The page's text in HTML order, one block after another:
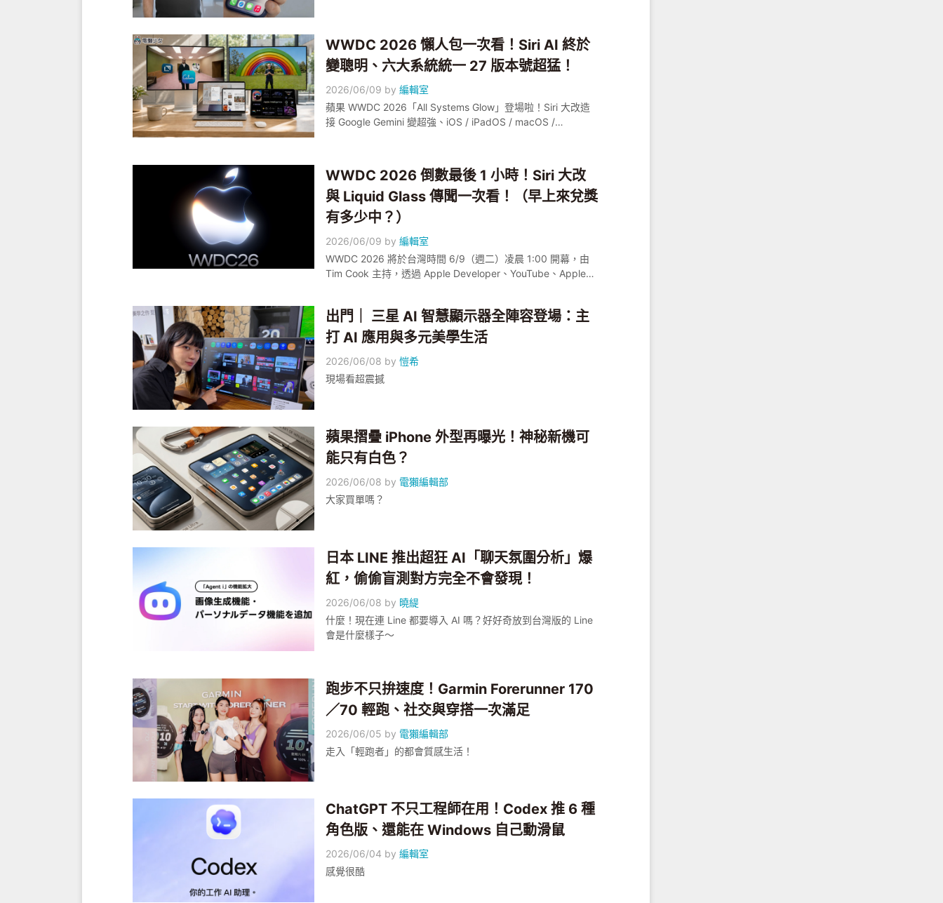
WWDC 2026 懶人包一次看！Siri AI 終於
變聰明、六大系統統一 27 版本號超猛！
2026/06/09 by編輯室
蘋果 WWDC 2026「All Systems Glow」登場啦！Siri 大改造
接 Google Gemini 變超強、iOS / iPadOS / macOS /
HomePad 硬體！電獺少女幫你一次整理完，公測 7 月、正式
秋天上線、台灣讀者要注意中文要再等等～
WWDC 2026 倒數最後 1 小時！Siri 大改
與 Liquid Glass 傳聞一次看！（早上來兌獎
有多少中？）
2026/06/09 by編輯室
WWDC 2026 將於台灣時間 6/9（週二）凌晨 1:00 開幕，由
Tim Cook 主持，透過 Apple Developer、YouTube、Apple
命名延續、傳聞中的 Liquid Glass 全新 UI 視覺設計，以及
Apple Intelligence 一年來補完功能的舞台。小編幫大家把目前
外媒爆料整理在這篇，凌晨可以邊看邊對照。
出門｜ 三星 AI 智慧顯示器全陣容登場：主
打 AI 應用與多元美學生活
2026/06/08 by愷希
現場看超震撼
蘋果摺疊 iPhone 外型再曝光！神秘新機可
能只有白色？
2026/06/08 by 電獺編輯部
大家買單嗎？
日本 LINE 推出超狂 AI「聊天氛圍分析」爆
紅，偷偷盲測對方完全不會發現！
2026/06/08 by 曉緹
什麼！現在連 Line 都要導入 AI 嗎？好好奇放到台灣版的 Line
會是什麼樣子～
跑步不只拚速度！Garmin Forerunner 170
／70 輕跑、社交與穿搭一次滿足
2026/06/05 by 電獺編輯部
走入「輕跑者」的都會質感生活！
ChatGPT 不只工程師在用！Codex 推 6 種
角色版、還能在 Windows 自己動滑鼠
2026/06/04 by編輯室
感覺很酷